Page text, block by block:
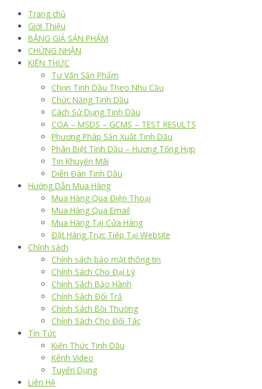
Trang chủ
Giới Thiệu
BẢNG GIÁ SẢN PHẨM
CHỨNG NHẬN
KIẾN THỨC
Tư Vấn Sản Phẩm
Chọn Tinh Dầu Theo Nhu Cầu
Chức Năng Tinh Dầu
Cách Sử Dụng Tinh Dầu
COA – MSDS – GCMS – TEST RESULTS
Phương Pháp Sản Xuất Tinh Dầu
Phân Biệt Tinh Dầu – Hương Tổng Hợp
Tin Khuyến Mãi
Diễn Đàn Tinh Dầu
Hướng Dẫn Mua Hàng
Mua Hàng Qua Điện Thoại
Mua Hàng Qua Email
Mua Hàng Tại Cửa Hàng
Đặt Hàng Trực Tiếp Tại Website
Chính sách
Chính sách bảo mật thông tin
Chính Sách Cho Đại Lý
Chính Sách Bảo Hành
Chính Sách Đổi Trả
Chính Sách Bồi Thường
Chính Sách Cho Đối Tác
Tin Tức
Kiến Thức Tinh Dầu
Kênh Video
Tuyển Dụng
Liên Hệ